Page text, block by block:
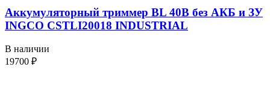
Аккумуляторный триммер BL 40В без АКБ и ЗУ
INGCO CSTLI20018 INDUSTRIAL
В наличии
19700 ₽